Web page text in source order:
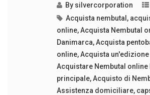
By silvercorporation
Acquista nembutal ,
online,Acquista Nembutal
Danimarca,Acquista
online,Acquista
Acquistare Nembutal online
principale,Acquisto di
Assistenza domiciliare,